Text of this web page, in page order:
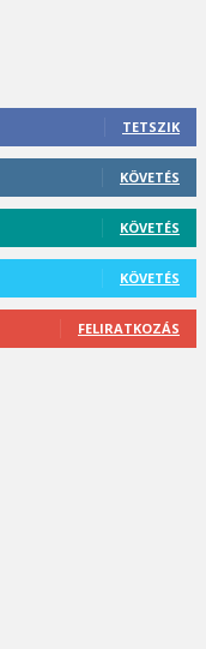
TETSZIK
KÖVETÉS
KÖVETÉS
KÖVETÉS
FELIRATKOZÁS